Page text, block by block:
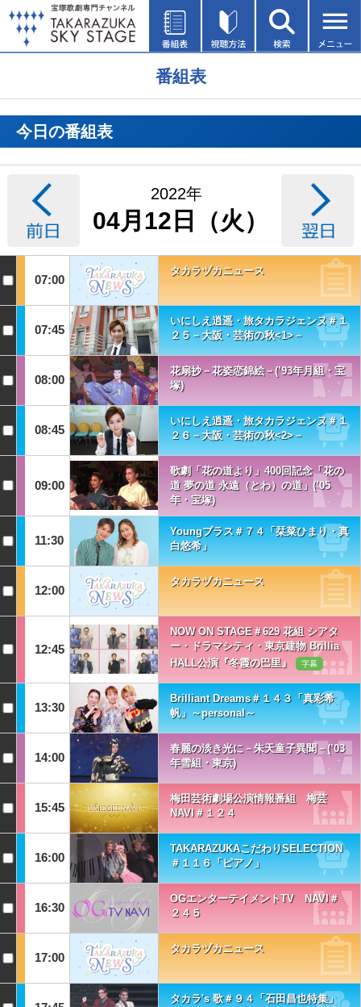
番組表
今日の番組表
2022年
04月12日（火）
07:00
タカラヅカニュース
07:45
いにしえ逍遥・旅タカラジェンヌ＃１
２５－大阪・芸術の秋<1>－
08:00
花扇抄－花姿恋錦絵－(’93年月組・宝
塚)
08:45
いにしえ逍遥・旅タカラジェンヌ＃１
２６－大阪・芸術の秋<2>－
09:00
歌劇「花の道より」400回記念「花の
道 夢の道 永遠（とわ）の道」(’05
年・宝塚)
11:30
Youngプラス＃７４「栞菜ひまり・真
白悠希」
12:00
タカラヅカニュース
12:45
NOW ON STAGE＃629 花組 シアタ
ー・ドラマシティ・東京建物 Brillia
HALL公演『冬霞の巴里』
字幕
13:30
Brilliant Dreams＃１４３「真彩希
帆」～personal～
14:00
春麗の淡き光に－朱天童子異聞－(’03
年雪組・東京)
15:45
梅田芸術劇場公演情報番組 梅芸
NAVI＃１２４
16:00
TAKARAZUKAこだわりSELECTION
＃１１６「ピアノ」
16:30
OGエンターテイメントTV NAVI＃
２４５
17:00
タカラヅカニュース
タカラ's 歌＃９４「石田昌也特集」